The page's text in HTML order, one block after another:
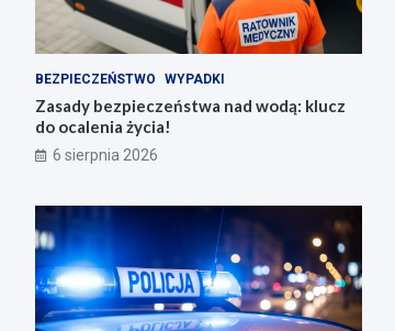
BEZPIECZEŃSTWO WYPADKI
Zasady bezpieczeństwa nad wodą: klucz
do ocalenia życia!
6 sierpnia 2026